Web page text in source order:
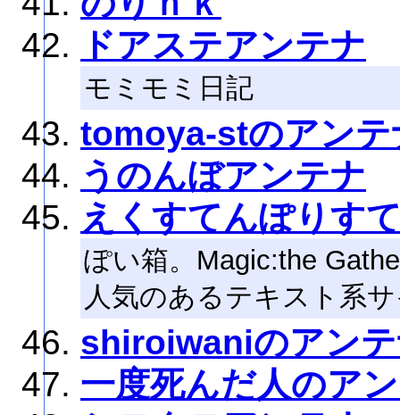
ドアステアンテナ
モミモミ日記
tomoya-stのアンテ
うのんぼアンテナ
えくすてんぽりす
ぽい箱。Magic:the
人気のあるテキスト系
shiroiwaniのアン
一度死んだ人のア